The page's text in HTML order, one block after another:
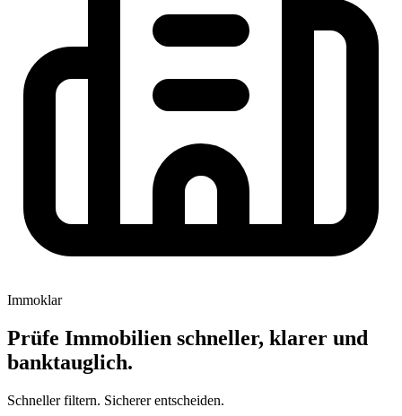
Immoklar
Prüfe Immobilien schneller, klarer und
banktauglich.
Schneller filtern. Sicherer entscheiden.